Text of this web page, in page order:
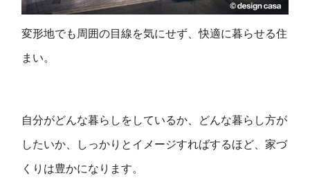
変形地でも周囲の目線を気にせず、快適に暮らせる住
まい。
自分がどんな暮らしをしているか、どんな暮らし方が
したいか、しっかりとイメージすればするほど、家づ
くりは豊かになります。